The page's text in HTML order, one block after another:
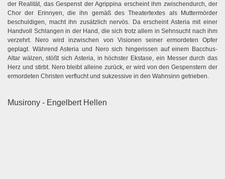
der Realität, das Gespenst der Agrippina erscheint ihm zwischendurch, der
Chor der Erinnyen, die ihn gemäß des Theatertextes als Muttermörder
beschuldigen, macht ihn zusätzlich nervös. Da erscheint Asteria mit einer
Handvoll Schlangen in der Hand, die sich trotz allem in Sehnsucht nach ihm
verzehrt. Nero wird inzwischen von Visionen seiner ermordeten Opfer
geplagt. Während Asteria und Nero sich hingerissen auf einem Bacchus-
Altar wälzen, stößt sich Asteria, in höchster Ekstase, ein Messer durch das
Herz und stirbt. Nero bleibt alleine zurück, er wird von den Gespenstern der
ermordeten Christen verflucht und sukzessive in den Wahnsinn getrieben.
Musirony - Engelbert Hellen